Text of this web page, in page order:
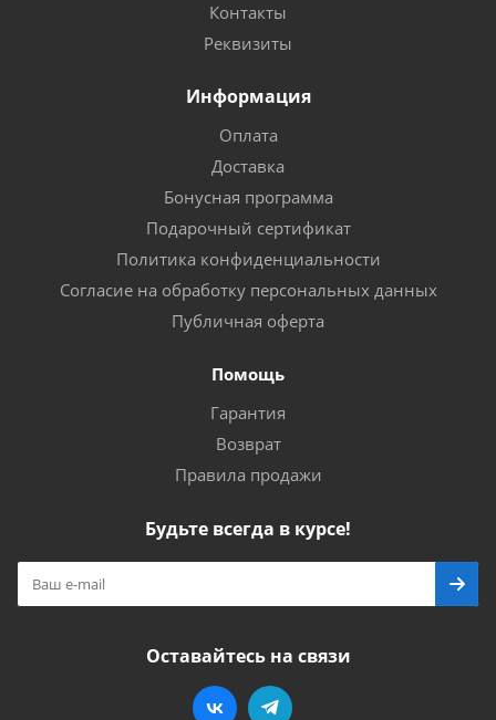
Контакты
Реквизиты
Информация
Оплата
Доставка
Бонусная программа
Подарочный сертификат
Политика конфиденциальности
Согласие на обработку персональных данных
Публичная оферта
Помощь
Гарантия
Возврат
Правила продажи
Будьте всегда в курсе!
Оставайтесь на связи